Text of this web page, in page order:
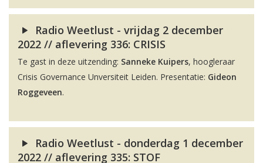
Radio Weetlust - vrijdag 2 december
2022 // aflevering 336: CRISIS
Te gast in deze uitzending: Sanneke Kuipers, hoogleraar
Crisis Governance Unversiteit Leiden. Presentatie: Gideon
Roggeveen.
Radio Weetlust - donderdag 1 december
2022 // aflevering 335: STOF